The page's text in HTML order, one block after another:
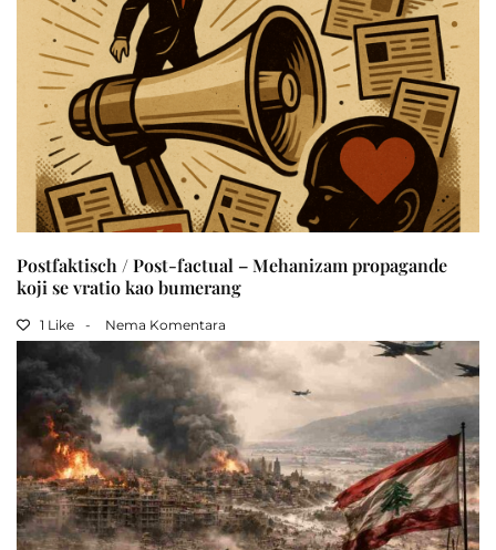
Postfaktisch / Post-factual – Mehanizam propagande
koji se vratio kao bumerang
1 Like Nema Komentara